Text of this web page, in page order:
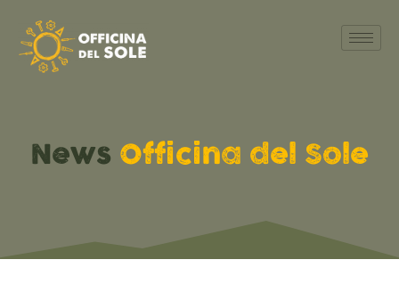
News Officina del Sole